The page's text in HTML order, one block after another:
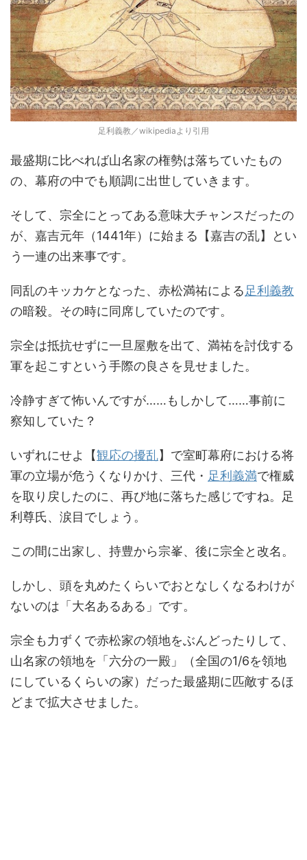
足利義教／wikipediaより引用
最盛期に比べれば山名家の権勢は落ちていたもの
の、幕府の中でも順調に出世していきます。
そして、宗全にとってある意味大チャンスだったの
が、嘉吉元年（1441年）に始まる【嘉吉の乱】とい
う一連の出来事です。
同乱のキッカケとなった、赤松満祐による足利義教
の暗殺。その時に同席していたのです。
宗全は抵抗せずに一旦屋敷を出て、満祐を討伐する
軍を起こすという手際の良さを見せました。
冷静すぎて怖いんですが……もしかして……事前に
察知していた？
いずれにせよ【観応の擾乱】で室町幕府における将
軍の立場が危うくなりかけ、三代・ 足利義満で権威
を取り戻したのに、再び地に落ちた感じですね。足
利尊氏、涙目でしょう。
この間に出家し、持豊から宗峯、後に宗全と改名。
しかし、頭を丸めたくらいでおとなしくなるわけが
ないのは「大名あるある」です。
宗全も力ずくで赤松家の領地をぶんどったりして、
山名家の領地を「六分の一殿」（全国の1/6を領地
にしているくらいの家）だった最盛期に匹敵するほ
どまで拡大させました。